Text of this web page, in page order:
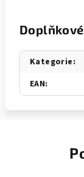
Kategorie:
EAN: